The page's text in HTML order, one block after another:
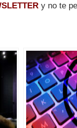
y no te